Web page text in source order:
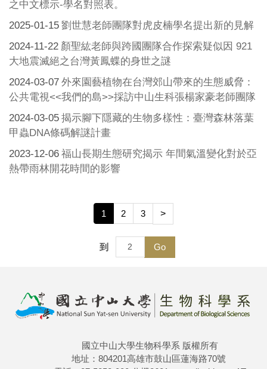
之中文標示-學名對照表。
2025-01-15 劉世慧老師團隊對虎皮楠學名提出新的見解
2024-11-22 顏聖紘老師與跨國團隊合作探索疑似因 921
大地震滅絕之台灣黃鳳蝶的身世之謎
2024-03-07 外來園藝植物在台灣郊山帶來的生態威脅：
公共電視<<我們的島>>採訪中山生科張楊家豪老師團隊
2024-03-05 揭示腳下隱藏的生物多樣性：臺灣森林落葉
甲蟲DNA條碼解謎計畫
2023-12-06 福山長期生態研究揭示 年間氣溫變化對於亞
熱帶雨林開花時間的影響
1 2 3 >
到 Go
國立中山大學生物科學系 版權所有
地址：804201高雄市鼓山區蓮海路70號